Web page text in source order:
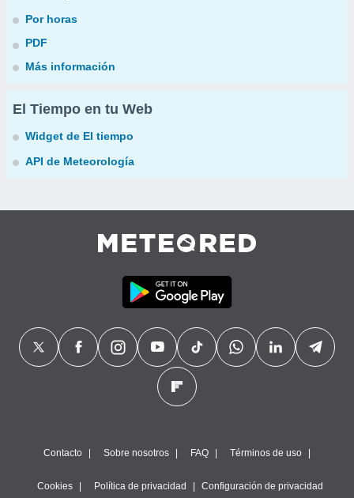
Por horas
PDF
Más información
El Tiempo en tu Web
Widget de El tiempo
API de Meteorología
Contacto Sobre nosotros FAQ Términos de uso
Cookies Política de privacidad Configuración de privacidad